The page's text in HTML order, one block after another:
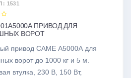
1531
ПРИВОД ДЛЯ
ВОРОТ
привод CAME A5000A для
ворот до 1000 кг и 5 м.
втулка, 230 В, 150 Вт,